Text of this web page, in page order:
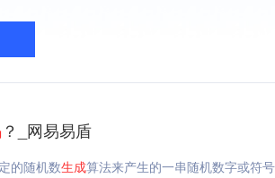
？_网易易盾
的随机数生成算法来产生的一串随机数字或符